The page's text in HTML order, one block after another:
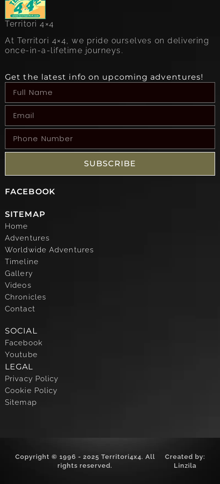
Territori 4×4
At Territori 4×4, we pride ourselves on delivering
once-in-a-lifetime journeys.
Get the latest info on upcoming adventures!
SUBSCRIBE
FACEBOOK
SITEMAP
Home
Adventures
Worldwide Adventures
Timeline
Gallery
Videos
Chronicles
Contact
SOCIAL
Facebook
Youtube
LEGAL
Privacy Policy
Cookie Policy
Sitemap
Copyright © 1996 - 2025 Territori4x4. All
rights reserved.
Created by:
Linzila